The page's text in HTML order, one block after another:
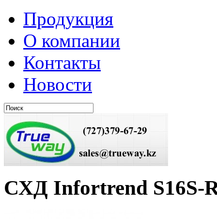
Продукция
О компании
Контакты
Новости
СХД Infortrend S16S-